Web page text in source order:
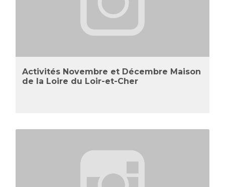
Activités Novembre et Décembre Maison
de la Loire du Loir-et-Cher